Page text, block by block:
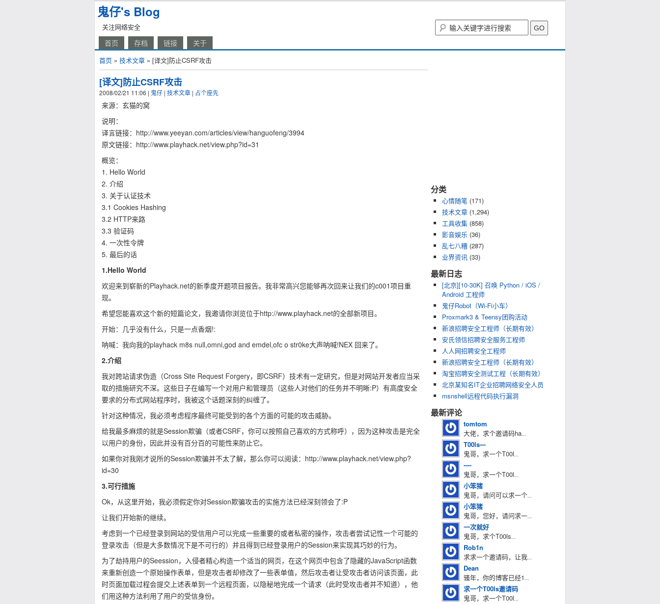
鬼仔's Blog
关注网络安全
首页 存档 链接 关于
首页 » 技术文章 » [译文]防止CSRF攻击
[译文]防止CSRF攻击
2008/02/21 11:06 | 鬼仔 | 技术文章 | 占个座先
来源：玄猫的窝
说明：
译言链接：http://www.yeeyan.com/articles/view/hanguofeng/3994
原文链接：http://www.playhack.net/view.php?id=31
概览：
1. Hello World
2. 介绍
3. 关于认证技术
3.1 Cookies Hashing
3.2 HTTP来路
3.3 验证码
4. 一次性令牌
5. 最后的话
1.Hello World
欢迎来到崭新的Playhack.net的新季度开题项目报告。我非常高兴您能够再次回来让我们的c001项目重
现。
希望您能喜欢这个新的短篇论文，我邀请你浏览位于http://www.playhack.net的全部新项目。
开始：几乎没有什么，只是一点香烟!:
呐喊：我向我的playhack m8s null,omni,god and emdel,ofc o str0ke大声呐喊!NEX 回来了。
2.介绍
我对跨站请求伪造（Cross Site Request Forgery，即CSRF）技术有一定研究，但是对网站开发者应当采
取的措施研究不深。这些日子在编写一个对用户和管理员（这些人对他们的任务并不明晰:P）有高度安全
要求的分布式网站程序时，我被这个话题深刻的纠缠了。
针对这种情况，我必须考虑程序最终可能受到的各个方面的可能的攻击威胁。
给我最多麻烦的就是Session欺骗（或者CSRF，你可以按照自己喜欢的方式称呼），因为这种攻击是完全
以用户的身份，因此并没有百分百的可能性来防止它。
如果你对我刚才说所的Session欺骗并不太了解，那么你可以阅读：http://www.playhack.net/view.php?
id=30
3.可行措施
Ok，从这里开始，我必须假定你对Session欺骗攻击的实施方法已经深刻领会了:P
让我们开始新的继续。
考虑到一个已经登录到网站的受信用户可以完成一些重要的或者私密的操作，攻击者尝试记性一个可能的
登录攻击（但是大多数情况下是不可行的）并且得到已经登录用户的Session来实现其巧妙的行为。
为了劫持用户的Seession，入侵者精心构造一个适当的网页，在这个网页中包含了隐藏的JavaScript函数
来重新创造一个原始操作表单，但是攻击者却修改了一些表单值，然后攻击者让受攻击者访问该页面，此
时页面加载过程会提交上述表单到一个远程页面，以隐秘地完成一个请求（此时受攻击者并不知道），他
们用这种方法利用了用户的受信身份。
分类
心情随笔 (171)
技术文章 (1,294)
工具收集 (858)
影音娱乐 (36)
乱七八糟 (287)
业界资讯 (33)
最新日志
[北京][10-30K] 召唤 Python / iOS /
Android 工程师
鬼仔Robot（Wi-Fi小车）
Proxmark3 & Teensy团购活动
新浪招聘安全工程师（长期有效）
安氏领信招聘安全服务工程师
人人网招聘安全工程师
新浪招聘安全工程师（长期有效）
淘宝招聘安全测试工程（长期有效）
北京某知名IT企业招聘网络安全人员
msnshell远程代码执行漏洞
最新评论
tomtom
大佬，求个邀请码ha...
T00ls---
鬼哥，求一个T00l...
----
鬼哥，求一个T00l...
小笨猪
鬼哥，请问可以求一个...
小笨猪
鬼哥，您好，请问求一...
一次就好
鬼哥，求个T00ls...
Rob1n
求求一个邀请码，让我...
Dean
骚年，你的博客已经1...
求一个T00ls邀请码
鬼哥，求一个T00l...